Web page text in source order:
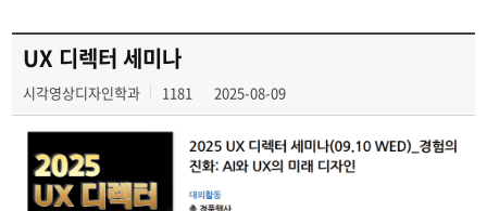
UX 디렉터 세미나
시각영상디자인학과 1181 2025-08-09